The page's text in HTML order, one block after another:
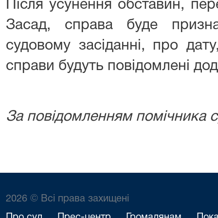
Після усунення обставин,
Засад, справа буде
судовому засіданні, про
справи будуть повідомлені
За повідомленням помічника
2026 © Всі права захищені